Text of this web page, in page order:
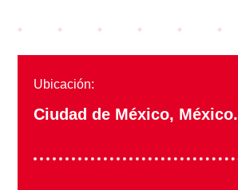
Ubicación:
Ciudad de México, México.